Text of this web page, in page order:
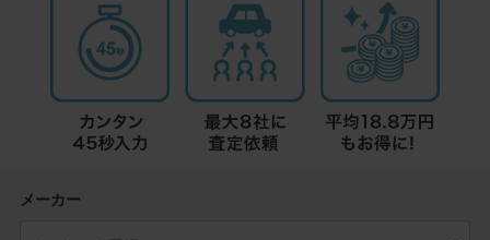
メーカー